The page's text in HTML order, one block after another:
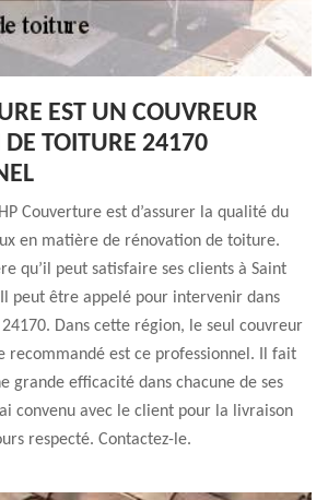
EST UN COUVREUR
TOITURE 24170
Couverture est d’assurer la qualité du
en matière de rénovation de toiture.
qu’il peut satisfaire ses clients à Saint
peut être appelé pour intervenir dans
Dans cette région, le seul couvreur
recommandé est ce professionnel. Il fait
grande efficacité dans chacune de ses
convenu avec le client pour la livraison
respecté. Contactez-le.